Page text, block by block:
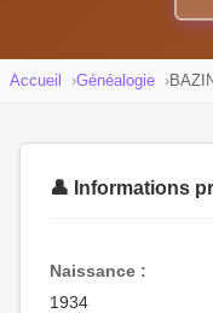
Accueil Généalogie
👤 Informations
Naissance :
1934